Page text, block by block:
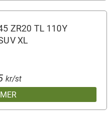
ZR20 TL 110Y
XL
kr/st